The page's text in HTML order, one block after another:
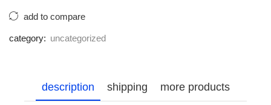
add to compare
category: uncategorized
description shipping more products